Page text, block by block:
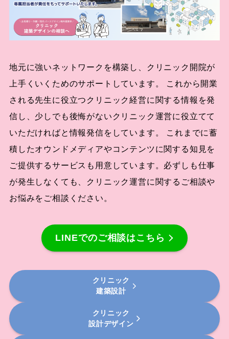
地元に強いネットワークを構築し、クリニック開院が
上手くいくためのサポートしています。 これから開業
される先生に役立つクリニック経営に関する情報を発
信し、少しでも後悔がないクリニック運営に役立てて
いただければと情報発信をしています。 これまでに蓄
積したオウンドメディアやコンテンツに関する知見を
ご提供するサービスも用意しています。必ずしも仕事
が発生しなくても、クリニック運営に関するご相談や
お悩みをご相談ください。
LINEでのご相談はこちら
クリニック
建築設計
クリニック
設計デザイン